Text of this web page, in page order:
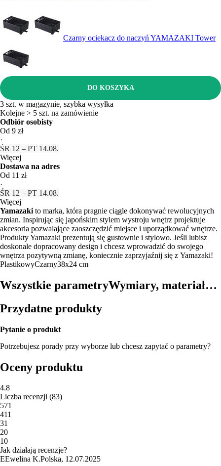
Czarny ociekacz do naczyń YAMAZAKI Tower
DO KOSZYKA
3 szt. w magazynie, szybka wysyłka
Kolejne > 5 szt. na zamówienie
Odbiór osobisty
Od 9 zł
·
ŚR 12 – PT 14.08.
Więcej
Dostawa na adres
Od 11 zł
·
ŚR 12 – PT 14.08.
Więcej
Yamazaki to marka, która pragnie ciągle dokonywać rewolucyjnych
zmian. Inspirując się japońskim stylem wystroju wnętrz projektuje
akcesoria pozwalające zaoszczędzić miejsce i uporządkować wnętrze.
Produkty Yamazaki prezentują się gustownie i stylowo. Jeśli lubisz
doskonale dopracowany design i chcesz wprowadzić do swojego
wnętrza pozytywną zmianę, koniecznie zaprzyjaźnij się z Yamazaki!
PlastikowyCzarny38x24 cm
Wszystkie parametryWymiary, materiał…
Przydatne produkty
Pytanie o produkt
Potrzebujesz porady przy wyborze lub chcesz zapytać o parametry?
Oceny produktu
4.8
Liczba recenzji (83)
571
411
31
20
10
Jak działają recenzje?
EEwelina K.Polska, 12.07.2025